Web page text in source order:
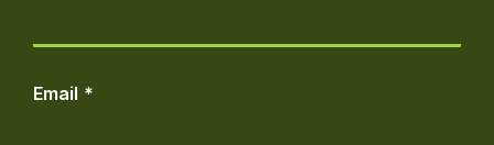
Email *